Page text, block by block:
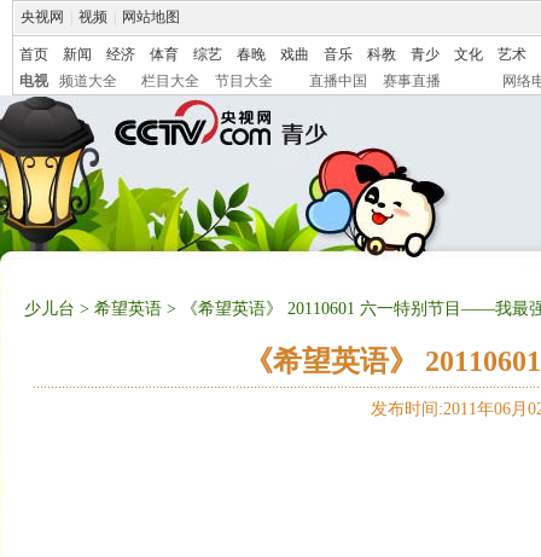
央视网 视频 网站地图
首页 新闻 经济 体育 综艺 春晚 戏曲 音乐 科教 青少 文化
艺术
电视
频道大全 栏目大全 节目大全 直播中国 赛事直播 网络
少儿台 > 希望英语 > 《希望英语》 20110601 六一特别节目——我最
《希望英语》
发布时间:2011年06月